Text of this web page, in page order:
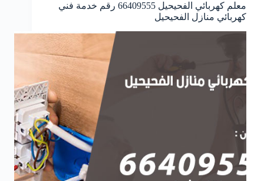
معلم كهربائي الفحيحيل 66409555 رقم خدمة فني
كهربائي منازل الفحيحيل